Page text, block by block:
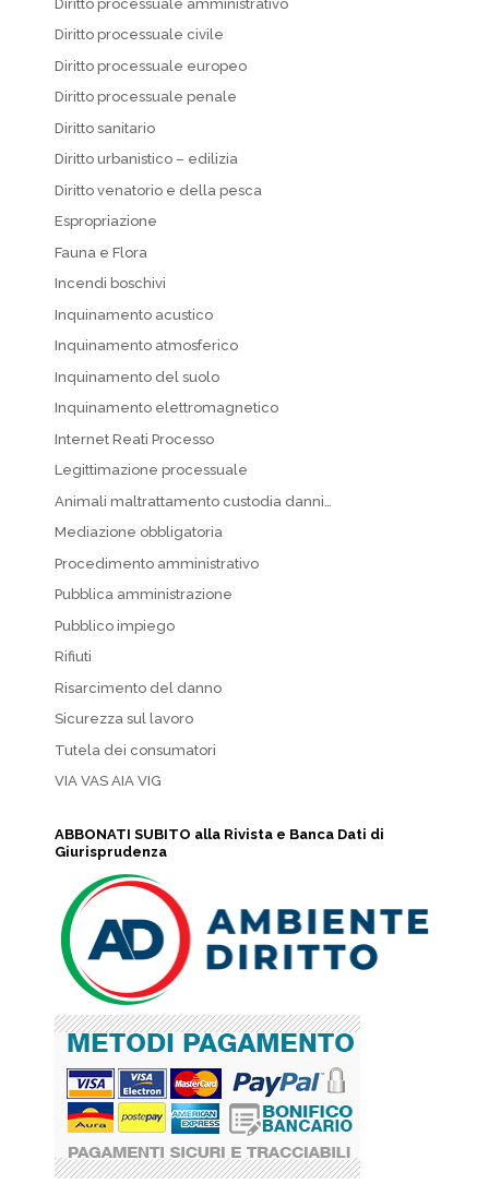
Diritto processuale amministrativo
Diritto processuale civile
Diritto processuale europeo
Diritto processuale penale
Diritto sanitario
Diritto urbanistico – edilizia
Diritto venatorio e della pesca
Espropriazione
Fauna e Flora
Incendi boschivi
Inquinamento acustico
Inquinamento atmosferico
Inquinamento del suolo
Inquinamento elettromagnetico
Internet Reati Processo
Legittimazione processuale
Animali maltrattamento custodia danni…
Mediazione obbligatoria
Procedimento amministrativo
Pubblica amministrazione
Pubblico impiego
Rifiuti
Risarcimento del danno
Sicurezza sul lavoro
Tutela dei consumatori
VIA VAS AIA VIG
ABBONATI SUBITO alla Rivista e Banca Dati di
Giurisprudenza